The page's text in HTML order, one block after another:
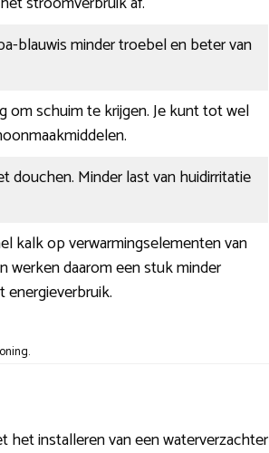
blauwis minder troebel en beter van
om schuim te krijgen. Je kunt tot wel
douchen. Minder last van huidirritatie
kalk op verwarmingselementen van
werken daarom een stuk minder
het installeren van een waterverzachter